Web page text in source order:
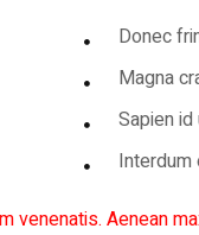
Donec
Magna
Sapien
Interdum
Aenean